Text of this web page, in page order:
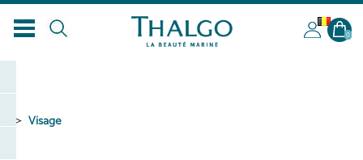
BL
0
Visage